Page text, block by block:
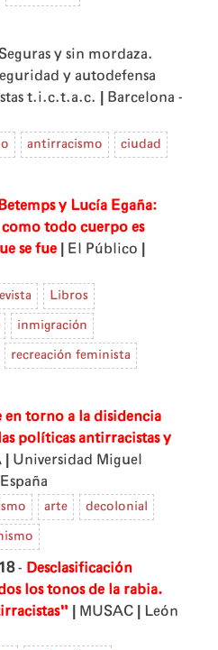
y sin mordaza.
y autodefensa
t.i.c.t.a.c.
Barcelona -
antirracismo ciudad
y Lucía Egaña:
todo cuerpo es
se fue El Público
Libros
inmigración
recreación feminista
en torno a la disidencia
políticas antirracistas y
Universidad Miguel
arte decolonial
- Desclasificación
los tonos de la rabia.
MUSAC
León